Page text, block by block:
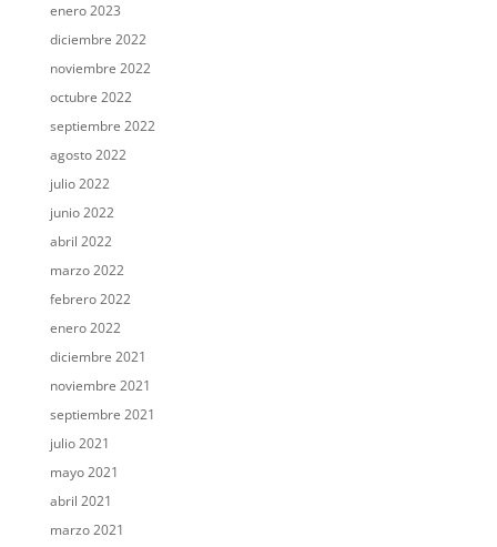
enero 2023
diciembre 2022
noviembre 2022
octubre 2022
septiembre 2022
agosto 2022
julio 2022
junio 2022
abril 2022
marzo 2022
febrero 2022
enero 2022
diciembre 2021
noviembre 2021
septiembre 2021
julio 2021
mayo 2021
abril 2021
marzo 2021